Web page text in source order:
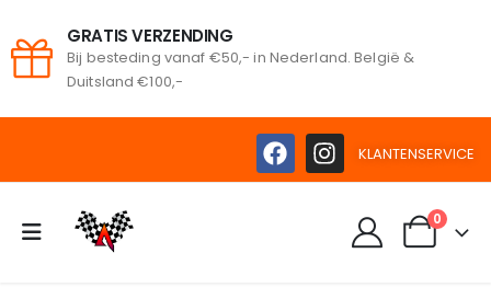
GRATIS VERZENDING
Bij besteding vanaf €50,- in Nederland. België &
Duitsland €100,-
KLANTENSERVICE
0